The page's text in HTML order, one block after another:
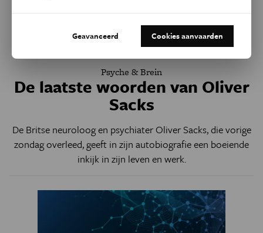
Psyche & Brein
De laatste woorden van Oliver
Sacks
De Britse neuroloog en psychiater Oliver Sacks, die vorige
zondag overleed, geeft in zijn autobiografie een boeiende
inkijk in zijn leven en werk.
Geavanceerd Cookies aanvaarden